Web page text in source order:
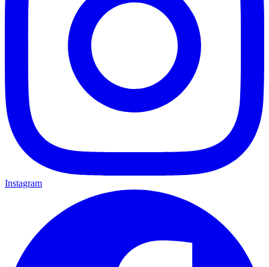
Instagram